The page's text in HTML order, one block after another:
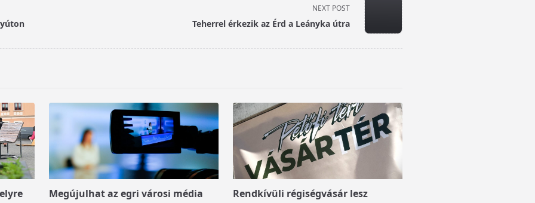
NEXT POST
Teherrel érkezik az Érd a Leányka útra
Megújulhat az egri városi média
Rendkívüli régiségvásár lesz